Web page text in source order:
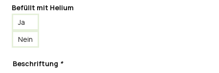
Befüllt mit Helium
Ja
Nein
Beschriftung *